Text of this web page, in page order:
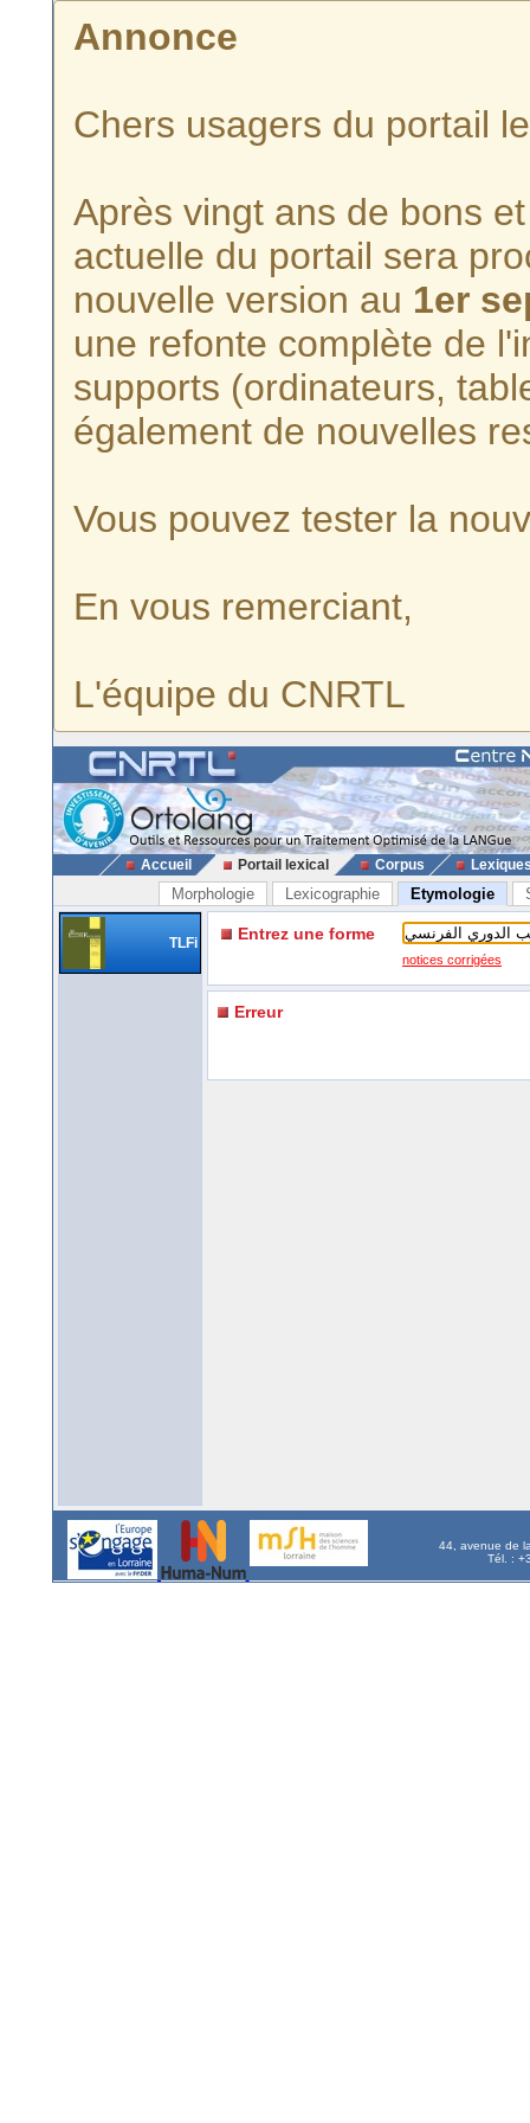
Annonce
Chers usagers du portail
Après vingt ans de bons
actuelle du portail sera
nouvelle version au 1er
une refonte complète de
supports (ordinateurs,
également de nouvelles
Vous pouvez tester la
En vous remerciant,
L'équipe du CNRTL
Accueil Portail lexical Corpus
Morphologie Lexicographie Etymologie
TLFi Entrez une forme
notices corrigées
Erreur
44, avenue de
Tél. :